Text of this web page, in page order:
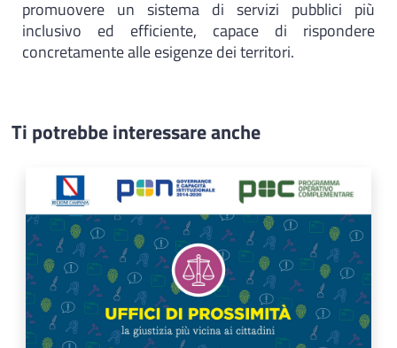
promuovere un sistema di servizi pubblici più
inclusivo ed efficiente, capace di rispondere
concretamente alle esigenze dei territori.
Ti potrebbe interessare anche